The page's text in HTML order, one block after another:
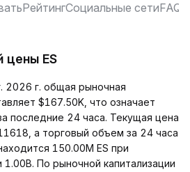
РейтингСоциальные сетиFAQ
цены ES
2026 г. общая рыночная
$167.50K, что означает
последние 24 часа. Текущая цена
а торговый объем за 24 часа
150.00M ES при
По рыночной капитализации